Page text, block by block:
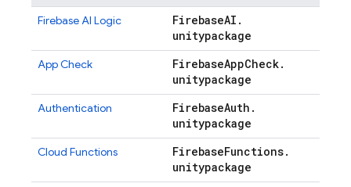
Firebase AI Logic FirebaseAI .
unitypackage
App Check FirebaseAppCheck.
unitypackage
Authentication FirebaseAuth .
unitypackage
Cloud Functions FirebaseFunctions.
unitypackage